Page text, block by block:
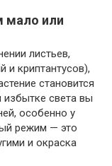
мало или
листьев,
и криптантусов),
становится
избытке света вы
особенно у
режим — это
и окраска